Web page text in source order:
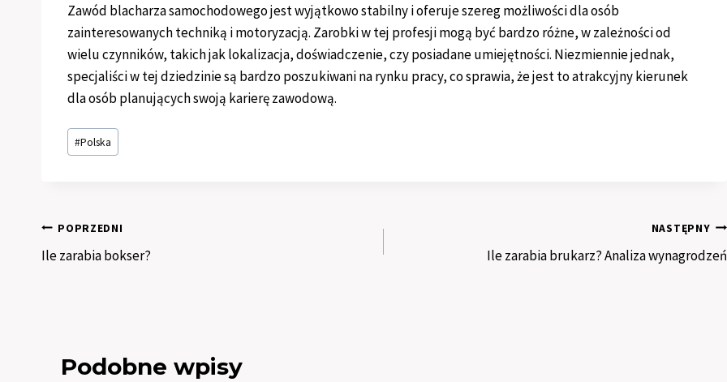
Zawód blacharza samochodowego jest wyjątkowo stabilny i oferuje szereg możliwości dla osób
zainteresowanych techniką i motoryzacją. Zarobki w tej profesji mogą być bardzo różne, w zależności od
wielu czynników, takich jak lokalizacja, doświadczenie, czy posiadane umiejętności. Niezmiennie jednak,
specjaliści w tej dziedzinie są bardzo poszukiwani na rynku pracy, co sprawia, że jest to atrakcyjny kierunek
dla osób planujących swoją karierę zawodową.
Tagi
wpisu:
#Polska
Nawigacja
wpisu
POPRZEDNI
Ile zarabia bokser?
NASTĘPNY
Ile zarabia brukarz? Analiza wynagrodzeń
Podobne wpisy